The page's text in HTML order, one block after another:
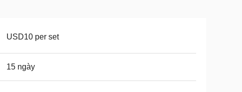
USD10 per set
15 ngày